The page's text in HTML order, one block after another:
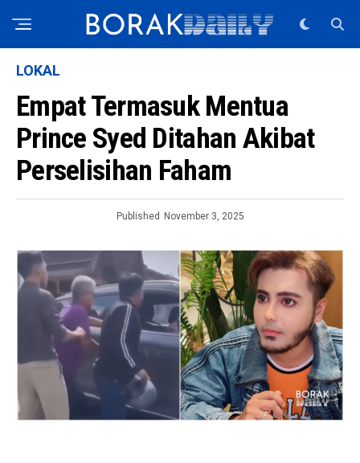
LOKAL
Empat Termasuk Mentua
Prince Syed Ditahan Akibat
Perselisihan Faham
Published November 3, 2025